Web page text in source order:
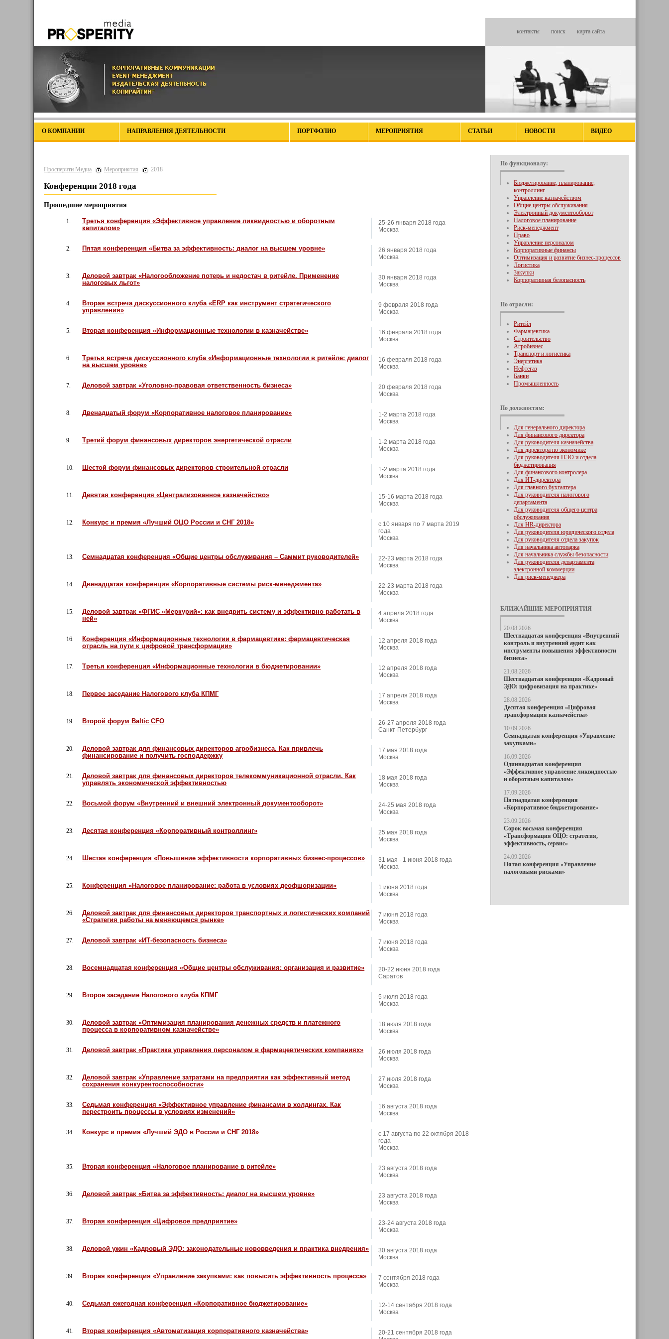
контакты поиск карта сайта
О КОМПАНИИ НАПРАВЛЕНИЯ ДЕЯТЕЛЬНОСТИ ПОРТФОЛИО МЕРОПРИЯТИЯ СТАТЬИ НОВОСТИ ВИДЕО
Просперити Медиа Мероприятия 2018
Конференции 2018 года
Прошедшие мероприятия
1.
25-26 января 2018 года
Москва
Третья конференция «Эффективное управление ликвидностью и оборотным
капиталом»
2.
26 января 2018 года
Москва
Пятая конференция «Битва за эффективность: диалог на высшем уровне»
3.
30 января 2018 года
Москва
Деловой завтрак «Налогообложение потерь и недостач в ритейле. Применение
налоговых льгот»
4.
9 февраля 2018 года
Москва
Вторая встреча дискуссионного клуба «ERP как инструмент стратегического
управления»
5.
16 февраля 2018 года
Москва
Вторая конференция «Информационные технологии в казначействе»
6.
16 февраля 2018 года
Москва
Третья встреча дискуссионного клуба «Информационные технологии в ритейле: диалог
на высшем уровне»
7.
20 февраля 2018 года
Москва
Деловой завтрак «Уголовно-правовая ответственность бизнеса»
8.
1-2 марта 2018 года
Москва
Двенадцатый форум «Корпоративное налоговое планирование»
9.
1-2 марта 2018 года
Москва
Третий форум финансовых директоров энергетической отрасли
10.
1-2 марта 2018 года
Москва
Шестой форум финансовых директоров строительной отрасли
11.
15-16 марта 2018 года
Москва
Девятая конференция «Централизованное казначейство»
12.
с 10 января по 7 марта 2019
года
Москва
Конкурс и премия «Лучший ОЦО России и СНГ 2018»
13.
22-23 марта 2018 года
Москва
Семнадцатая конференция «Общие центры обслуживания – Саммит руководителей»
14.
22-23 марта 2018 года
Москва
Двенадцатая конференция «Корпоративные системы риск-менеджмента»
15.
4 апреля 2018 года
Москва
Деловой завтрак «ФГИС «Меркурий»: как внедрить систему и эффективно работать в
ней»
16.
12 апреля 2018 года
Москва
Конференция «Информационные технологии в фармацевтике: фармацевтическая
отрасль на пути к цифровой трансформации»
17.
12 апреля 2018 года
Москва
Третья конференция «Информационные технологии в бюджетировании»
18.
17 апреля 2018 года
Москва
Первое заседание Налогового клуба КПМГ
19.
26-27 апреля 2018 года
Санкт-Петербург
Второй форум Baltic CFO
20.
17 мая 2018 года
Москва
Деловой завтрак для финансовых директоров агробизнеса. Как привлечь
финансирование и получить господдержку
21.
18 мая 2018 года
Москва
Деловой завтрак для финансовых директоров телекоммуникационной отрасли. Как
управлять экономической эффективностью
22.
24-25 мая 2018 года
Москва
Восьмой форум «Внутренний и внешний электронный документооборот»
23.
25 мая 2018 года
Москва
Десятая конференция «Корпоративный контроллинг»
24.
31 мая - 1 июня 2018 года
Москва
Шестая конференция «Повышение эффективности корпоративных бизнес-процессов»
25.
1 июня 2018 года
Москва
Конференция «Налоговое планирование: работа в условиях деофшоризации»
26.
7 июня 2018 года
Москва
Деловой завтрак для финансовых директоров транспортных и логистических компаний
«Стратегия работы на меняющемся рынке»
27.
7 июня 2018 года
Москва
Деловой завтрак «ИТ-безопасность бизнеса»
28.
20-22 июня 2018 года
Саратов
Восемнадцатая конференция «Общие центры обслуживания: организация и развитие»
29.
5 июля 2018 года
Москва
Второе заседание Налогового клуба КПМГ
30.
18 июля 2018 года
Москва
Деловой завтрак «Оптимизация планирования денежных средств и платежного
процесса в корпоративном казначействе»
31.
26 июля 2018 года
Москва
Деловой завтрак «Практика управления персоналом в фармацевтических компаниях»
32.
27 июля 2018 года
Москва
Деловой завтрак «Управление затратами на предприятии как эффективный метод
сохранения конкурентоспособности»
33.
16 августа 2018 года
Москва
Седьмая конференция «Эффективное управление финансами в холдингах. Как
перестроить процессы в условиях изменений»
34.
с 17 августа по 22 октября 2018
года
Москва
Конкурс и премия «Лучший ЭДО в России и СНГ 2018»
35.
23 августа 2018 года
Москва
Вторая конференция «Налоговое планирование в ритейле»
36.
23 августа 2018 года
Москва
Деловой завтрак «Битва за эффективность: диалог на высшем уровне»
37.
23-24 августа 2018 года
Москва
Вторая конференция «Цифровое предприятие»
38.
30 августа 2018 года
Москва
Деловой ужин «Кадровый ЭДО: законодательные нововведения и практика внедрения»
39.
7 сентября 2018 года
Москва
Вторая конференция «Управление закупками: как повысить эффективность процесса»
40.
12-14 сентября 2018 года
Москва
Седьмая ежегодная конференция «Корпоративное бюджетирование»
41.
20-21 сентября 2018 года
Вторая конференция «Автоматизация корпоративного казначействa»
По функционалу:
Бюджетирование, планирование,
контроллинг
Управление казначейством
Общие центры обслуживания
Электронный документооборот
Налоговое планирование
Риск-менеджмент
Право
Управление персоналом
Корпоративные финансы
Оптимизация и развитие бизнес-процессов
Логистика
Закупки
Корпоративная безопасность
По отрасли:
Ритейл
Фармацевтика
Строительство
Агробизнес
Транспорт и логистика
Энергетика
Нефтегаз
Банки
Промышленность
По должностям:
Для генерального директора
Для финансового директора
Для руководителя казначейства
Для директора по экономике
Для руководителя ПЭО и отдела
бюджетирования
Для финансового контролера
Для ИТ-директора
Для главного бухгалтера
Для руководителя налогового
департамента
Для руководителя общего центра
обслуживания
Для HR-директора
Для руководителя юридического отдела
Для руководителя отдела закупок
Для начальника автопарка
Для начальника службы безопасности
Для руководителя департамента
электронной коммерции
Для риск-менеджера
БЛИЖАЙШИЕ МЕРОПРИЯТИЯ
20.08.2026
Шестнадцатая конференция «Внутренний
контроль и внутренний аудит как
инструменты повышения эффективности
бизнеса»
21.08.2026
Шестнадцатая конференция «Кадровый
ЭДО: цифровизация на практике»
28.08.2026
Десятая конференция «Цифровая
трансформация казначейства»
10.09.2026
Семнадцатая конференция «Управление
закупками»
16.09.2026
Одиннадцатая конференция
«Эффективное управление ликвидностью
и оборотным капиталом»
17.09.2026
Пятнадцатая конференция
«Корпоративное бюджетирование»
23.09.2026
Сорок восьмая конференция
«Трансформация ОЦО: стратегия,
эффективность, сервис»
24.09.2026
Пятая конференция «Управление
налоговыми рисками»